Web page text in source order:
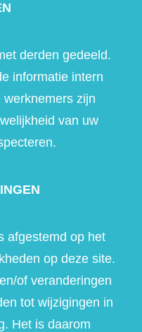
derden gedeeld.
informatie intern
zijn
van uw
afgestemd op het
op deze site.
of veranderingen
tot wijzigingen in
Het is daarom